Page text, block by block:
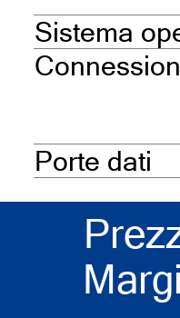
Sistema
Porte dati